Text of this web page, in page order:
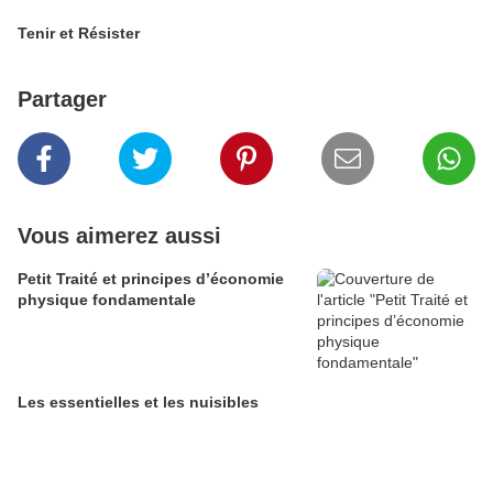
Tenir et Résister
Partager
Vous aimerez aussi
Petit Traité et principes d’économie
physique fondamentale
Les essentielles et les nuisibles